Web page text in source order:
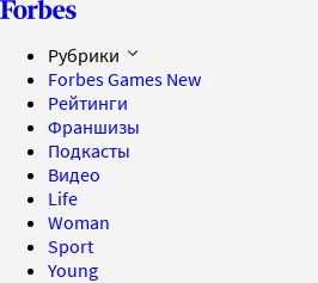
Рубрики
Forbes Games New
Рейтинги
Франшизы
Подкасты
Видео
Life
Woman
Sport
Young